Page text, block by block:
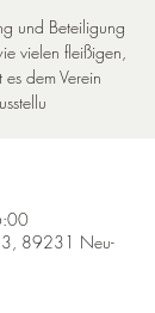
und Beteiligung
vielen fleißigen,
dem Verein
3, 89231 Neu-